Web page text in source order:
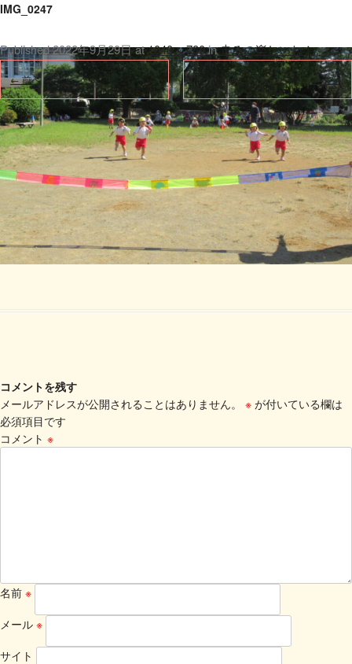
IMG_0247
Published2022年9月29日at1040 × 780in走るの楽しいね！.
← 前へ 次へ →
コメントを残す
メールアドレスが公開されることはありません。
※ が付いている欄は
必須項目です
コメント ※
名前 ※
メール ※
サイト